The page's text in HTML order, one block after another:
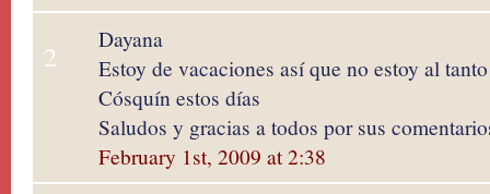
2
Dayana
Estoy de vacaciones así que no estoy al
Cósquín estos días
Saludos y gracias a todos por sus
February 1st, 2009 at 2:38